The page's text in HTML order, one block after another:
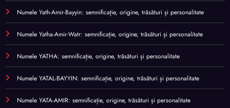
Numele Yath-Amir-Bayyin: semnificație, origine, trăsături și personalitate
Numele Yatha-Amir-Watr: semnificație, origine, trăsături și personalitate
Numele YATHA: semnificație, origine, trăsături și personalitate
Numele YATAL-BAYYIN: semnificație, origine, trăsături și personalitate
Numele YATA-AMIR: semnificație, origine, trăsături și personalitate